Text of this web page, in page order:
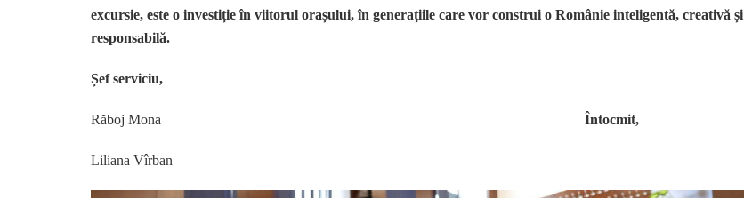
excursie, este o investiție în viitorul orașului, în generațiile care vor construi o Românie inteligentă, creativă și
responsabilă.
Șef serviciu,
Răboj Mona Întocmit,
Liliana Vîrban